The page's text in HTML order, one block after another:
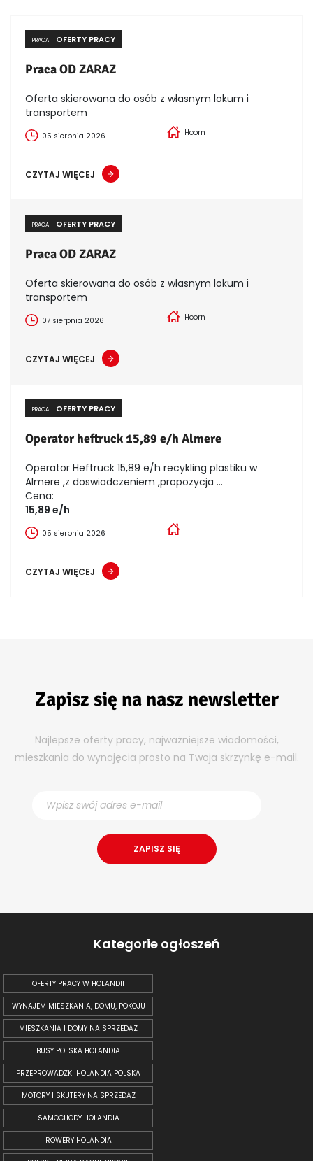
PRACA OFERTY PRACY
Praca OD ZARAZ
Oferta skierowana do osób z własnym lokum i
transportem
05 sierpnia 2026 Hoorn
CZYTAJ WIĘCEJ
PRACA OFERTY PRACY
Praca OD ZARAZ
Oferta skierowana do osób z własnym lokum i
transportem
07 sierpnia 2026 Hoorn
CZYTAJ WIĘCEJ
PRACA OFERTY PRACY
Operator heftruck 15,89 e/h Almere
Operator Heftruck 15,89 e/h recykling plastiku w
Almere ,z doswiadczeniem ,propozycja ...
Cena:
15,89 e/h
05 sierpnia 2026
CZYTAJ WIĘCEJ
Zapisz się na nasz newsletter
Najlepsze oferty pracy, najważniejsze wiadomości,
mieszkania do wynajęcia prosto na Twoja skrzynkę e-mail.
Kategorie ogłoszeń
OFERTY PRACY W HOLANDII
WYNAJEM MIESZKANIA, DOMU, POKOJU
MIESZKANIA I DOMY NA SPRZEDAŻ
BUSY POLSKA HOLANDIA
PRZEPROWADZKI HOLANDIA POLSKA
MOTORY I SKUTERY NA SPRZEDAŻ
SAMOCHODY HOLANDIA
ROWERY HOLANDIA